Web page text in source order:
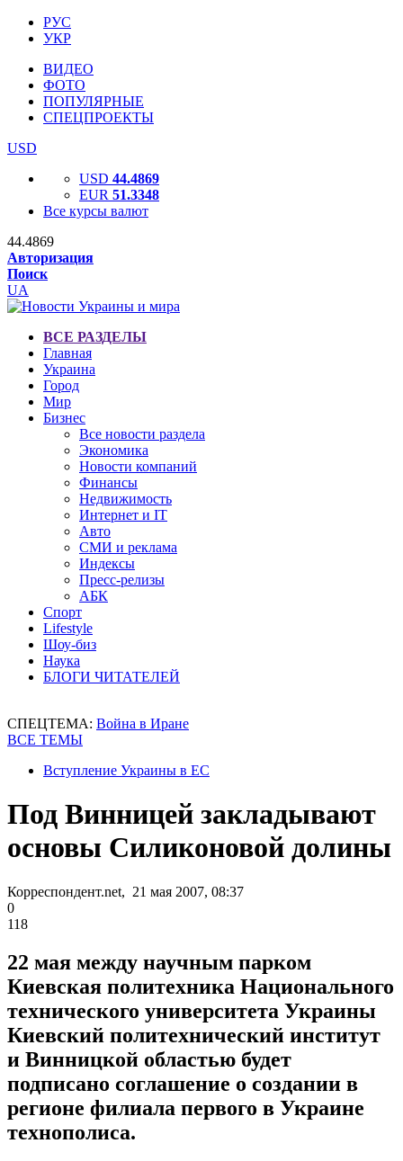
РУС
УКР
ВИДЕО
ФОТО
ПОПУЛЯРНЫЕ
СПЕЦПРОЕКТЫ
USD
USD 44.4869
EUR 51.3348
Все курсы валют
44.4869
Авторизация
Поиск
UA
ВСЕ РАЗДЕЛЫ
Главная
Украина
Город
Мир
Бизнес
Все новости раздела
Экономика
Новости компаний
Финансы
Недвижимость
Интернет и IT
Авто
СМИ и реклама
Индексы
Пресс-релизы
АБК
Спорт
Lifestyle
Шоу-биз
Наука
БЛОГИ ЧИТАТЕЛЕЙ
СПЕЦТЕМА: Война в Иране
ВСЕ ТЕМЫ
Вступление Украины в ЕС
Под Винницей закладывают
основы Силиконовой долины
Корреспондент.net, 21 мая 2007, 08:37
0
118
22 мая между научным парком
Киевская политехника Национального
технического университета Украины
Киевский политехнический институт
и Винницкой областью будет
подписано соглашение о создании в
регионе филиала первого в Украине
технополиса.